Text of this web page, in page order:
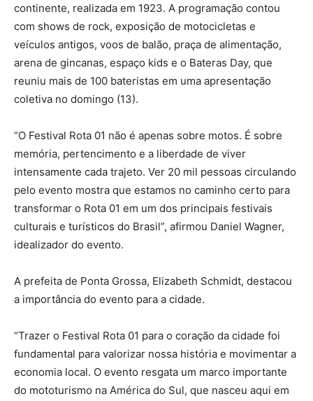
continente, realizada em 1923. A programação contou
com shows de rock, exposição de motocicletas e
veículos antigos, voos de balão, praça de alimentação,
arena de gincanas, espaço kids e o Bateras Day, que
reuniu mais de 100 bateristas em uma apresentação
coletiva no domingo (13).
“O Festival Rota 01 não é apenas sobre motos. É sobre
memória, pertencimento e a liberdade de viver
intensamente cada trajeto. Ver 20 mil pessoas circulando
pelo evento mostra que estamos no caminho certo para
transformar o Rota 01 em um dos principais festivais
culturais e turísticos do Brasil”, afirmou Daniel Wagner,
idealizador do evento.
A prefeita de Ponta Grossa, Elizabeth Schmidt, destacou
a importância do evento para a cidade.
“Trazer o Festival Rota 01 para o coração da cidade foi
fundamental para valorizar nossa história e movimentar a
economia local. O evento resgata um marco importante
do mototurismo na América do Sul, que nasceu aqui em